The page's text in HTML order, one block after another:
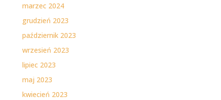
marzec 2024
grudzień 2023
październik 2023
wrzesień 2023
lipiec 2023
maj 2023
kwiecień 2023